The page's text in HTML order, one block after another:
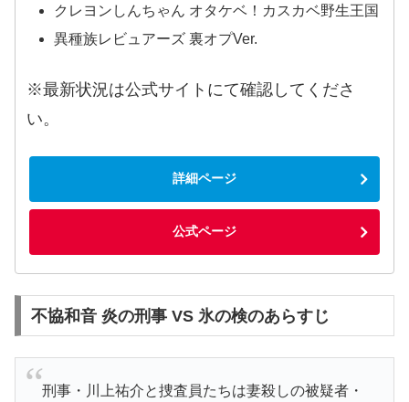
クレヨンしんちゃん オタケベ！カスカベ野生王国
異種族レビュアーズ 裏オプVer.
※最新状況は公式サイトにて確認してくださ
い。
詳細ページ
公式ページ
不協和音 炎の刑事 VS 氷の検のあらすじ
刑事・川上祐介と捜査員たちは妻殺しの被疑者・